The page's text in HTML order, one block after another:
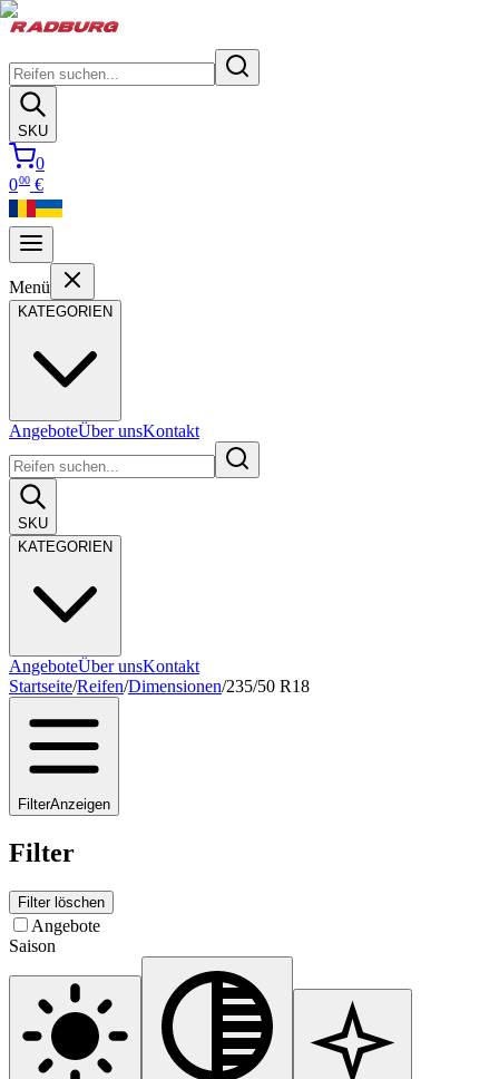
SKU
0
000 €
Menü
KATEGORIEN
AngeboteÜber unsKontakt
SKU
KATEGORIEN
AngeboteÜber unsKontakt
Startseite/Reifen/Dimensionen/235/50 R18
FilterAnzeigen
Filter
Filter löschen
Angebote
Saison